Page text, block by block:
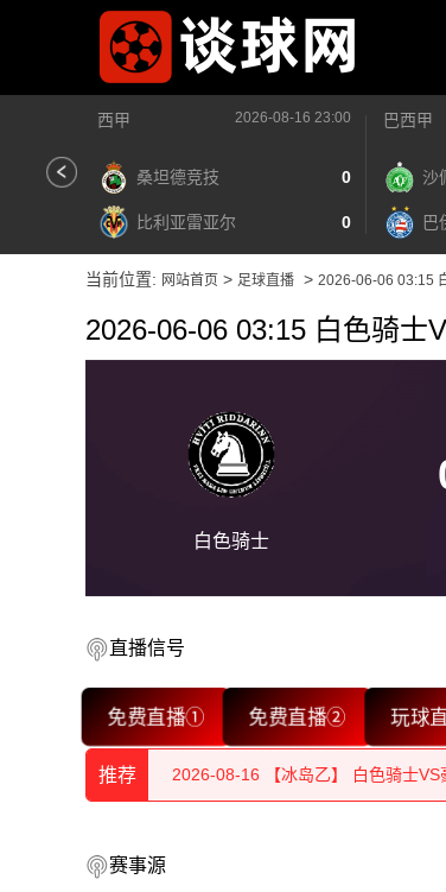
西甲 2026-08-16 23:00
桑坦德竞技 0
比利亚雷亚尔 0
巴西甲
沙
巴
当前位置: 网站首页 > 足球直播 > 2026-06-06 03:15
2026-06-06 03:15 白色骑士
白色骑士
直播信号
免费直播① 免费直播② 玩球
推荐
2026-08-16 【冰岛乙】 白色骑士VS
赛事源